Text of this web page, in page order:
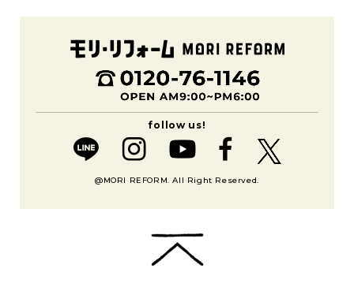
@MORI REFORM. All Right Reserved.